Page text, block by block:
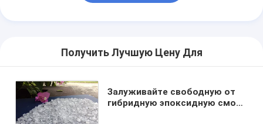
Получить Лучшую Цену Для
Залуживайте свободную от
гибридную эпоксидную смолу